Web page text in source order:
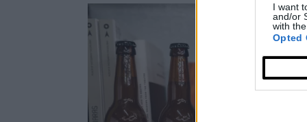
I want
and/or
with
Opted